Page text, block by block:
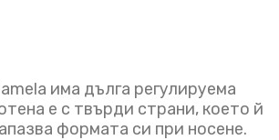
има дълга регулируема
е с твърди страни, което й
формата си при носене.